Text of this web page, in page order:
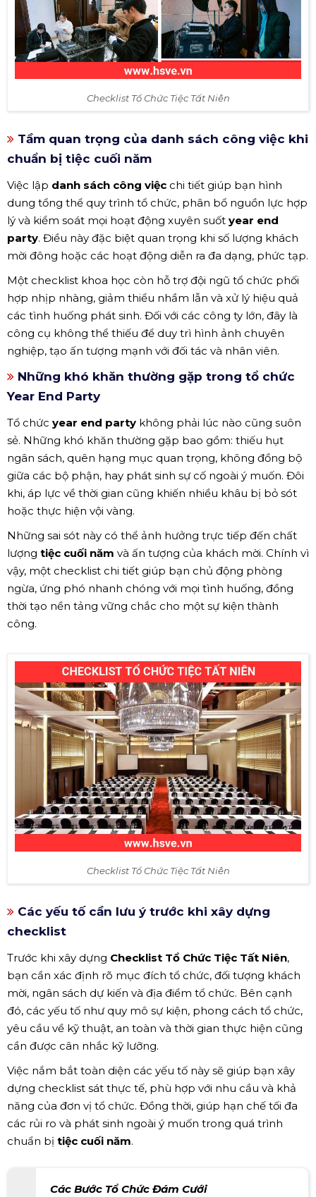
Checklist Tổ Chức Tiệc Tất Niên
Tầm quan trọng của danh sách công việc khi
chuẩn bị tiệc cuối năm
Việc lập danh sách công việc chi tiết giúp bạn hình
dung tổng thể quy trình tổ chức, phân bổ nguồn lực hợp
lý và kiểm soát mọi hoạt động xuyên suốt year end
party. Điều này đặc biệt quan trọng khi số lượng khách
mời đông hoặc các hoạt động diễn ra đa dạng, phức tạp.
Một checklist khoa học còn hỗ trợ đội ngũ tổ chức phối
hợp nhịp nhàng, giảm thiểu nhầm lẫn và xử lý hiệu quả
các tình huống phát sinh. Đối với các công ty lớn, đây là
công cụ không thể thiếu để duy trì hình ảnh chuyên
nghiệp, tạo ấn tượng mạnh với đối tác và nhân viên.
Những khó khăn thường gặp trong tổ chức
Year End Party
Tổ chức year end party không phải lúc nào cũng suôn
sẻ. Những khó khăn thường gặp bao gồm: thiếu hụt
ngân sách, quên hạng mục quan trọng, không đồng bộ
giữa các bộ phận, hay phát sinh sự cố ngoài ý muốn. Đôi
khi, áp lực về thời gian cũng khiến nhiều khâu bị bỏ sót
hoặc thực hiện vội vàng.
Những sai sót này có thể ảnh hưởng trực tiếp đến chất
lượng tiệc cuối năm và ấn tượng của khách mời. Chính vì
vậy, một checklist chi tiết giúp bạn chủ động phòng
ngừa, ứng phó nhanh chóng với mọi tình huống, đồng
thời tạo nền tảng vững chắc cho một sự kiện thành
công.
Checklist Tổ Chức Tiệc Tất Niên
Các yếu tố cần lưu ý trước khi xây dựng
checklist
Trước khi xây dựng Checklist Tổ Chức Tiệc Tất Niên,
bạn cần xác định rõ mục đích tổ chức, đối tượng khách
mời, ngân sách dự kiến và địa điểm tổ chức. Bên cạnh
đó, các yếu tố như quy mô sự kiện, phong cách tổ chức,
yêu cầu về kỹ thuật, an toàn và thời gian thực hiện cũng
cần được cân nhắc kỹ lưỡng.
Việc nắm bắt toàn diện các yếu tố này sẽ giúp bạn xây
dựng checklist sát thực tế, phù hợp với nhu cầu và khả
năng của đơn vị tổ chức. Đồng thời, giúp hạn chế tối đa
các rủi ro và phát sinh ngoài ý muốn trong quá trình
chuẩn bị tiệc cuối năm.
Các Bước Tổ Chức Đám Cưới